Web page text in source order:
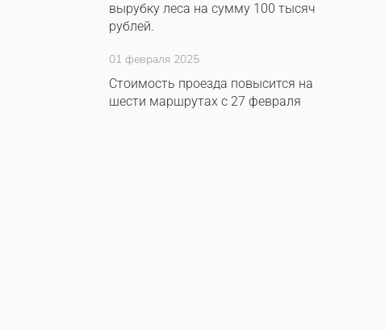
вырубку леса на сумму 100 тысяч
рублей.
01 февраля 2025
Стоимость проезда повысится на
шести маршрутах с 27 февраля